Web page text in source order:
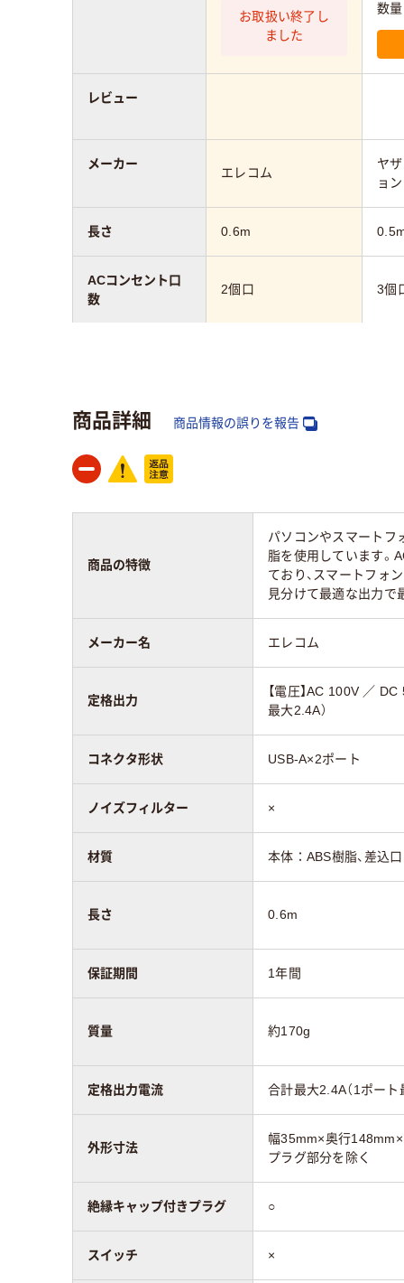
お取扱い終了し
ました
数量
エレコム
ヤ
ョン
0.6m
2個口 3個
レビュー
メーカー
長さ
ACコンセント口
数
商品詳細 商品情報の誤りを報告
商品の特徴
パソコンやスマートフ
脂を使用しています。
ており、スマートフォ
見分けて最適な出力で
メーカー名 エレコム
定格出力
【電圧】AC 100V ／
最大2.4A）
コネクタ形状 USB-A×2ポート
ノイズフィルター ×
材質 本体：ABS樹脂、差込
長さ 0.6m
保証期間 1年間
質量 約170g
定格出力電流 合計最大2.4A（1ポート
外形寸法
幅35mm×奥行
プラグ部分を除く
絶縁キャップ付きプラグ ○
スイッチ ×